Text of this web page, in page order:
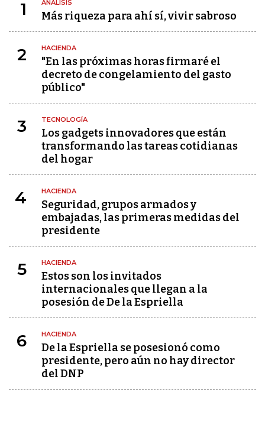
1 ANÁLISIS
Más riqueza para ahí sí, vivir sabroso
2 HACIENDA
"En las próximas horas firmaré el
decreto de congelamiento del gasto
público"
3 TECNOLOGÍA
Los gadgets innovadores que están
transformando las tareas cotidianas
del hogar
4 HACIENDA
Seguridad, grupos armados y
embajadas, las primeras medidas del
presidente
5 HACIENDA
Estos son los invitados
internacionales que llegan a la
posesión de De la Espriella
6 HACIENDA
De la Espriella se posesionó como
presidente, pero aún no hay director
del DNP